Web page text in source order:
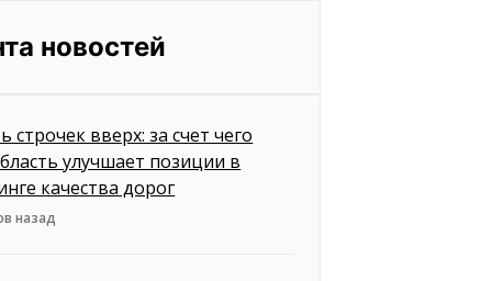
новостей
строчек вверх: за счет чего
улучшает позиции в
качества дорог
назад